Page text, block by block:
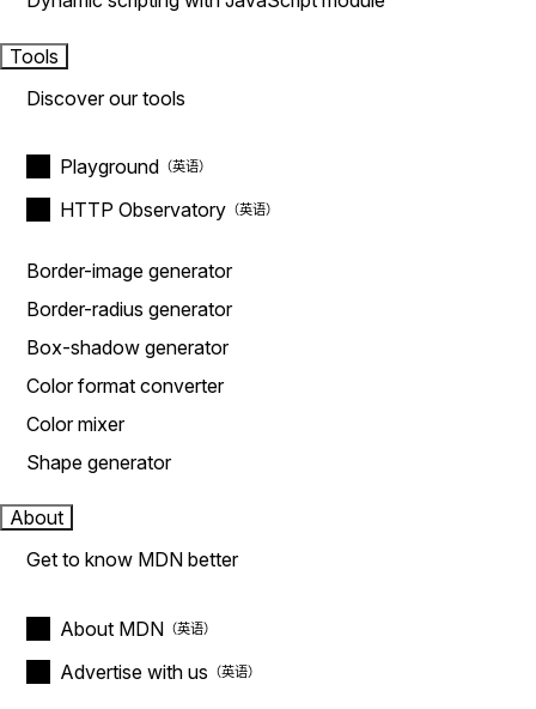
Tools
Discover our tools
Playground
HTTP Observatory
Border-image generator
Border-radius generator
Box-shadow generator
Color format converter
Color mixer
Shape generator
About
Get to know MDN better
About MDN
Advertise with us